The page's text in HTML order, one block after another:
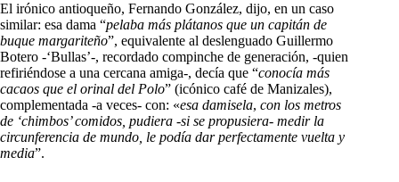
El irónico antioqueño, Fernando González, dijo, en un caso
similar: esa dama “pelaba más plátanos que un capitán de
buque margariteño”, equivalente al deslenguado Guillermo
Botero -‘Bullas’-, recordado compinche de generación, -quien
refiriéndose a una cercana amiga-, decía que “conocía más
cacaos que el orinal del Polo” (icónico café de Manizales),
complementada -a veces- con: «esa damisela, con los metros
de ‘chimbos’ comidos, pudiera -si se propusiera- medir la
circunferencia de mundo, le podía dar perfectamente vuelta y
media”.